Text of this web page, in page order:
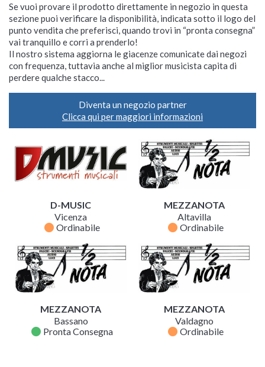
Se vuoi provare il prodotto direttamente in negozio in questa
sezione puoi verificare la disponibilità, indicata sotto il logo del
punto vendita che preferisci, quando trovi in “pronta consegna”
vai tranquillo e corri a prenderlo!
Il nostro sistema aggiorna le giacenze comunicate dai negozi
con frequenza, tuttavia anche al miglior musicista capita di
perdere qualche stacco...
Diventa un negozio partner
Clicca qui per maggiori informazioni
D-MUSIC
Vicenza
fiber_manual_record Ordinabile
MEZZANOTA
Altavilla
fiber_manual_record Ordinabile
MEZZANOTA
Bassano
fiber_manual_record Pronta Consegna
MEZZANOTA
Valdagno
fiber_manual_record Ordinabile